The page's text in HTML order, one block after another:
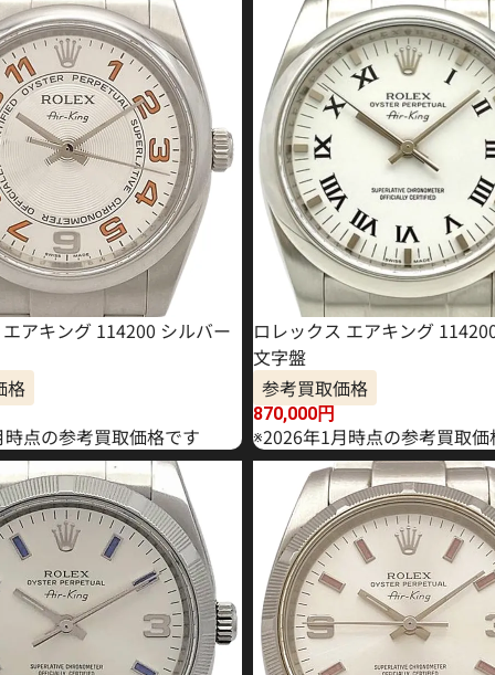
アキング 114200 シルバー
格
点の参考買取価格です
ロレックス エアキング
文字盤
参考買取価格
870,000円
※2026年1月時点の参考買取価